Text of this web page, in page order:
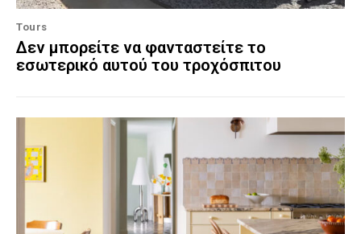
Tours
Δεν μπορείτε να φανταστείτε το
εσωτερικό αυτού του τροχόσπιτου